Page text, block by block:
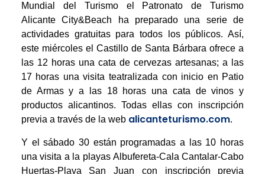
Mundial del Turismo el Patronato de Turismo
Alicante City&Beach ha preparado una serie de
actividades gratuitas para todos los públicos. Así,
este miércoles el Castillo de Santa Bárbara ofrece a
las 12 horas una cata de cervezas artesanas; a las
17 horas una visita teatralizada con inicio en Patio
de Armas y a las 18 horas una cata de vinos y
productos alicantinos. Todas ellas con inscripción
previa a través de la web alicanteturismo.com.
Y el sábado 30 están programadas a las 10 horas
una visita a la playas Albufereta-Cala Cantalar-Cabo
Huertas-Playa San Juan con inscripción previa